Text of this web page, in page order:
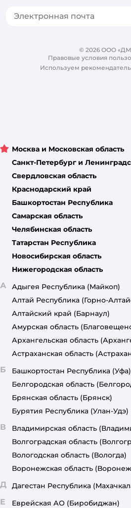
Блог
Корм для
© 2026 ООО
Правовые условия
Используем
Москва и Московская область
Санкт-Петербург и
Свердловская область
Краснодарский край
Башкортостан Республика
Самарская область
Челябинская область
Татарстан Республика
Новосибирская область
Нижегородская область
А Адыгея Республика (Майкоп)
Алтай Республика (Горно-
Алтайский край (Барнаул)
Амурская область
Архангельская область
Астраханская область
Б Башкортостан Республика (Уфа)
Белгородская область
Брянская область (Брянск)
Бурятия Республика (Улан-Удэ)
В Владимирская область
Волгоградская область
Вологодская область (Вологда)
Воронежская область
Д Дагестан Республика
Е Еврейская АО (Биробиджан)